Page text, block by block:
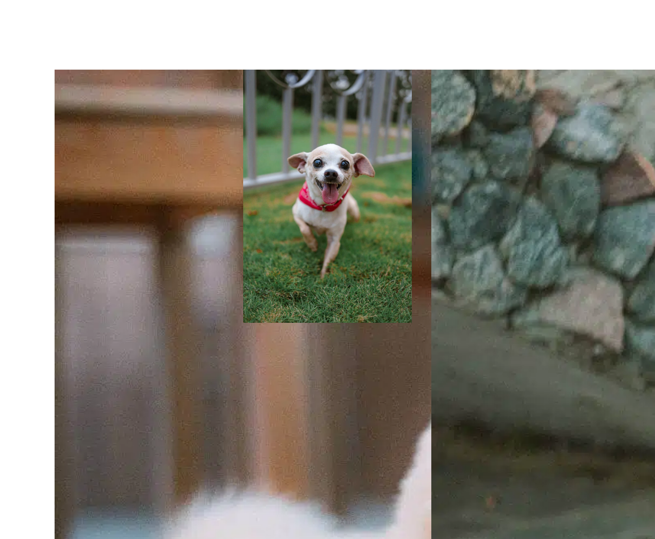
Quanto tempo um
cão pode ficar sem
fazer cocô?
Uncategorized
Todo dono de cachorro entende a
importância de intervalos regulares para ir
ao banheiro com seus companheiros
peludos. Quando um cão não faz cocô por
um longo período, isso pode ser uma fonte
de preocupação. Surge a pergunta: quanto
tempo um cão pode ficar sem fazer cocô?
Essa pergunta é crucial para o bem-estar